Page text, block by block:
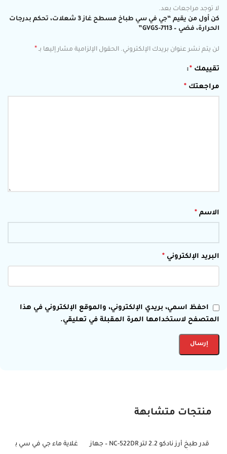
لا توجد مراجعات بعد.
كن أول من يقيم “جي في سي طباخ مسطح غاز 3 شعلات، تحكم بدرجات
الحرارة، فضي – GVGS-7113”
لن يتم نشر عنوان بريدك الإلكتروني. الحقول الإلزامية مشار إليها بـ *
تقييمك *
مراجعتك *
الاسم *
البريد الإلكتروني *
احفظ اسمي، بريدي الإلكتروني، والموقع الإلكتروني في هذا
المتصفح لاستخدامها المرة المقبلة في تعليقي.
منتجات متشابهة
-71%
قدر طبخ أرز نادكو 2.2 لتر NC-522DR – جهاز
-51%